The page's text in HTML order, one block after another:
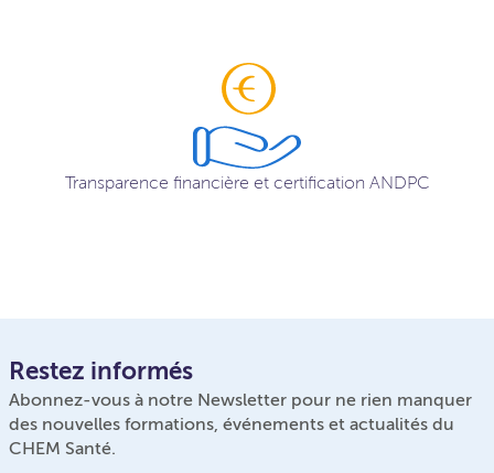
Transparence financière et certification ANDPC
Restez informés
Abonnez-vous à notre Newsletter pour ne rien manquer
des nouvelles formations, événements et actualités du
CHEM Santé.